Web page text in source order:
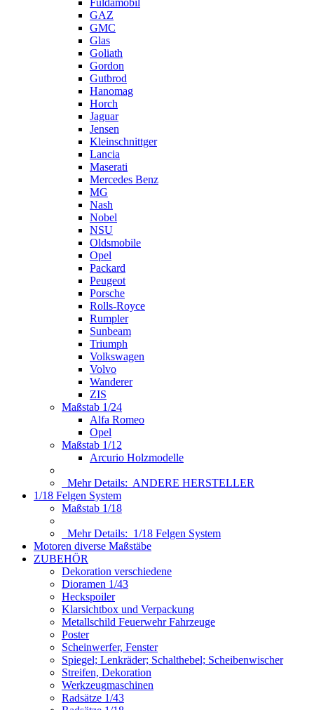
Fuldamobil
GAZ
GMC
Glas
Goliath
Gordon
Gutbrod
Hanomag
Horch
Jaguar
Jensen
Kleinschnittger
Lancia
Maserati
Mercedes Benz
MG
Nash
Nobel
NSU
Oldsmobile
Opel
Packard
Peugeot
Porsche
Rolls-Royce
Rumpler
Sunbeam
Triumph
Volkswagen
Volvo
Wanderer
ZIS
Maßstab 1/24
Alfa Romeo
Opel
Maßstab 1/12
Arcurio Holzmodelle
Mehr Details: ANDERE HERSTELLER
1/18 Felgen System
Maßstab 1/18
Mehr Details: 1/18 Felgen System
Motoren diverse Maßstäbe
ZUBEHÖR
Dekoration verschiedene
Dioramen 1/43
Heckspoiler
Klarsichtbox und Verpackung
Metallschild Feuerwehr Fahrzeuge
Poster
Scheinwerfer, Fenster
Spiegel; Lenkräder; Schalthebel; Scheibenwischer
Streifen, Dekoration
Werkzeugmaschinen
Radsätze 1/43